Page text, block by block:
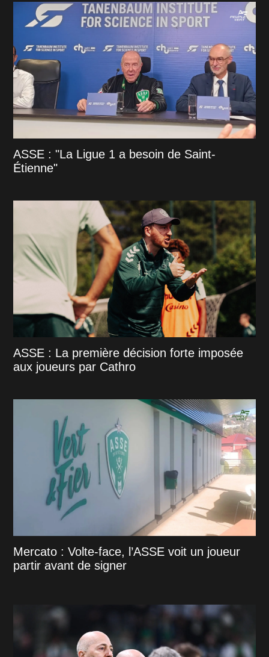
ASSE : "La Ligue 1 a besoin de Saint-
Étienne"
ASSE : La première décision forte imposée
aux joueurs par Cathro
Mercato : Volte-face, l’ASSE voit un joueur
partir avant de signer